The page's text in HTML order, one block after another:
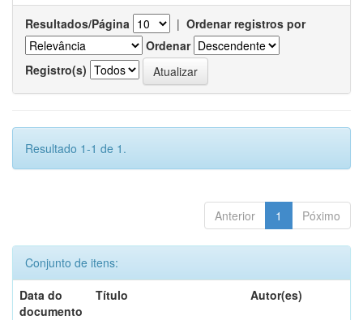
Resultados/Página | Ordenar registros por
Ordenar
Registro(s)
Resultado 1-1 de 1.
Anterior 1 Póximo
Conjunto de itens:
Data do
documento
Título Autor(es)